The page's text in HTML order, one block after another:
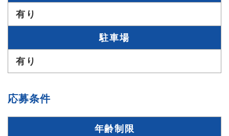
有り
駐車場
有り
応募条件
年齢制限